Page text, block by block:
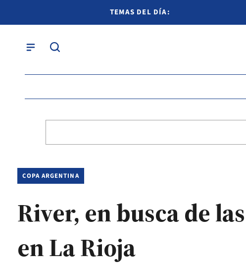
TEMAS DEL DÍA:
COPA ARGENTINA
River, en busca de
en La Rioja